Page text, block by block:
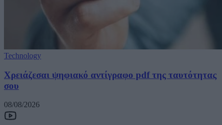
Technology
Χρειάζεσαι ψηφιακό αντίγραφο pdf της ταυτότητας
σου
08/08/2026